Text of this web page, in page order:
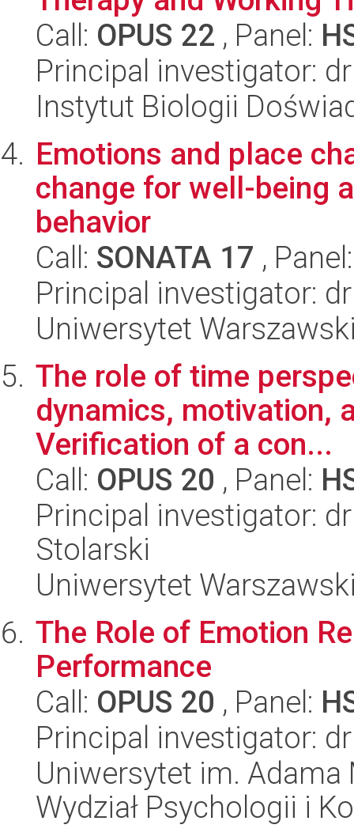
Call: OPUS 22 , Panel:
Principal investigator:
Instytut Biologii
Emotions and place
change for well-being
behavior
Call: SONATA 17 ,
Principal investigator:
Uniwersytet
The role of time
dynamics, motivation,
Verification of a con...
Call: OPUS 20 , Panel:
Principal investigator:
Stolarski
Uniwersytet
The Role of Emotion
Performance
Call: OPUS 20 , Panel:
Principal investigator:
Uniwersytet im.
Wydział Psychologii i